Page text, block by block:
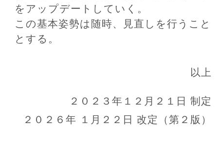
をアップデートしていく。
この基本姿勢は随時、見直しを行うこと
とする。
以上
２０２３年１２月２１日 制定
２０２６年 １月２２日 改定（第２版）